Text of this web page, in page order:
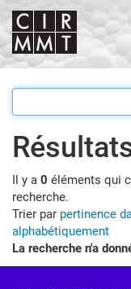
Il y a 0 éléments qui
recherche.
Trier par pertinence
alphabétiquement
La recherche n'a